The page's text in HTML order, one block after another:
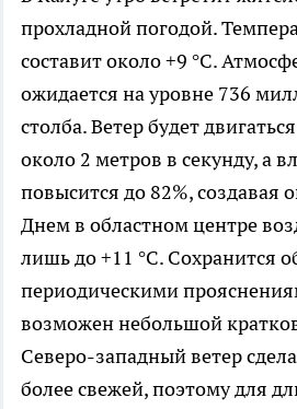
прохладной погодой.
составит около +9 °C.
ожидается на уровне 736
столба. Ветер будет
около 2 метров в секунду, а
повысится до 82%, создавая
Днем в областном центре
лишь до +11 °C. Сохранится
периодическими
возможен небольшой
Северо-западный ветер
более свежей, поэтому для